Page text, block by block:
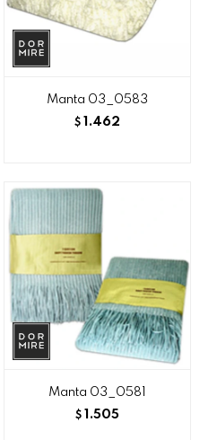
Manta 03_0583
$ 1.462
Manta 03_0581
$ 1.505